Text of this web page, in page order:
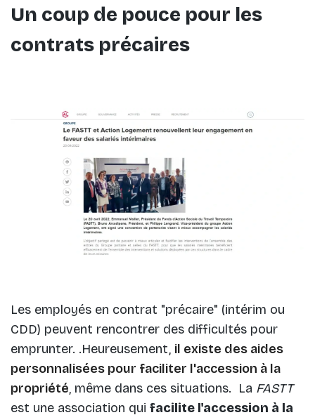
Un coup de pouce pour les
contrats précaires
Les employés en contrat "précaire" (intérim ou
CDD) peuvent rencontrer des difficultés pour
emprunter. .Heureusement, il existe des aides
personnalisées pour faciliter l'accession à la
propriété, même dans ces situations. La FASTT
est une association qui facilite l'accession à la